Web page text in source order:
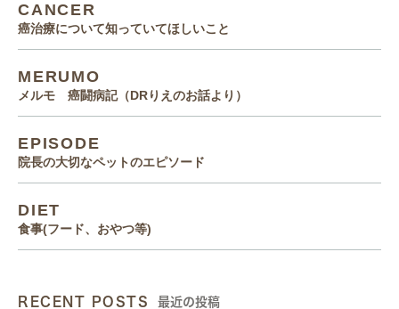
CANCER
癌治療について知っていてほしいこと
MERUMO
メルモ 癌闘病記（DRりえのお話より）
EPISODE
院長の大切なペットのエピソード
DIET
食事(フード、おやつ等)
RECENT POSTS 最近の投稿